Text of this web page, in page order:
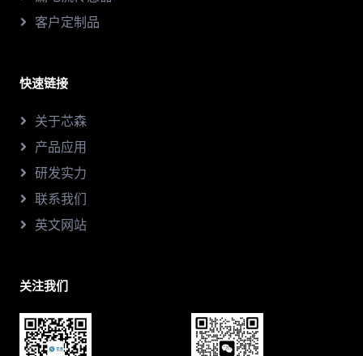
客户定制品
快速链接
关于芯森
产品应用
研发实力
联系我们
英文网站
关注我们